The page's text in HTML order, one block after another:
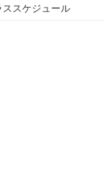
ススケジュール